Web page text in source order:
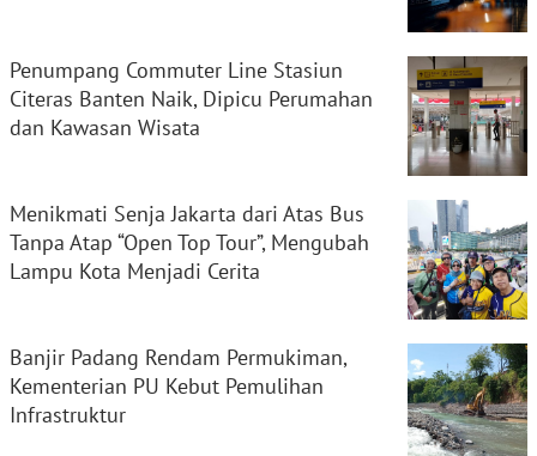
Penumpang Commuter Line Stasiun
Citeras Banten Naik, Dipicu Perumahan
dan Kawasan Wisata
Menikmati Senja Jakarta dari Atas Bus
Tanpa Atap “Open Top Tour”, Mengubah
Lampu Kota Menjadi Cerita
Banjir Padang Rendam Permukiman,
Kementerian PU Kebut Pemulihan
Infrastruktur